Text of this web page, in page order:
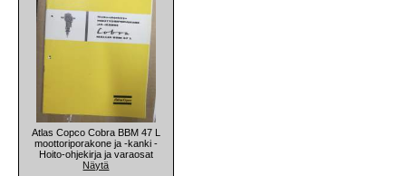
Atlas Copco Cobra BBM 47 L
moottoriporakone ja -kanki -
Hoito-ohjekirja ja varaosat
Näytä